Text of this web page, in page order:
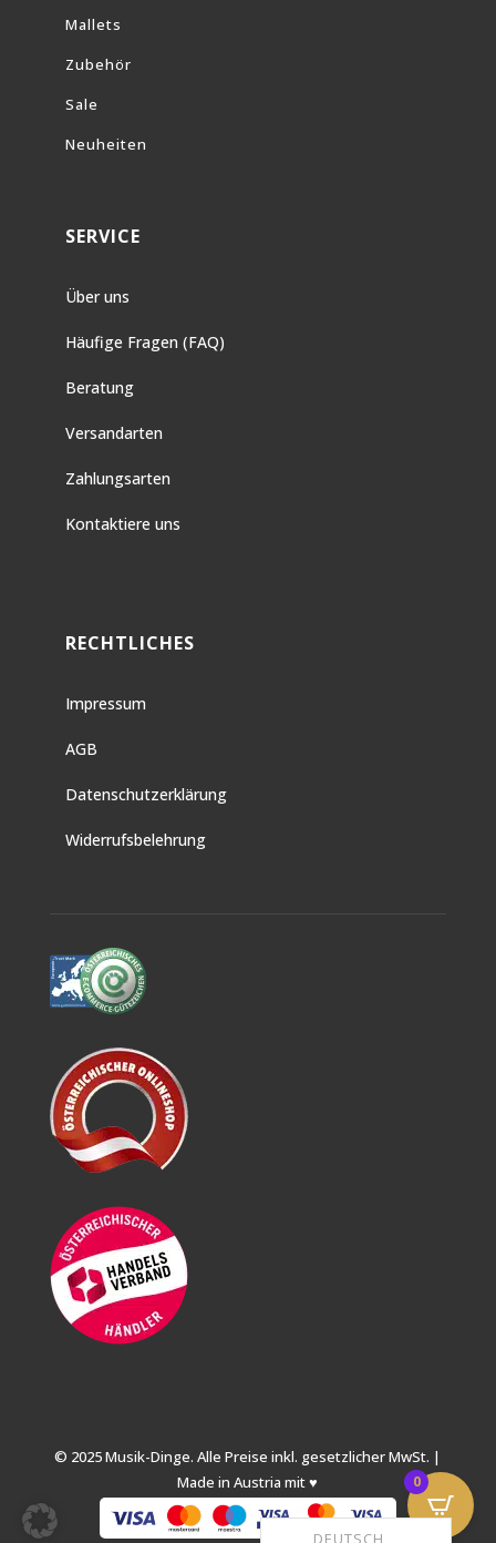
Mallets
Zubehör
Sale
Neuheiten
SERVICE
Über uns
Häufige Fragen (FAQ)
Beratung
Versandarten
Zahlungsarten
Kontaktiere uns
RECHTLICHES
Impressum
AGB
Datenschutzerklärung
Widerrufsbelehrung
© 2025 Musik-Dinge. Alle Preise inkl. gesetzlicher MwSt. |
Made in Austria mit ♥
0
DEUTSCH